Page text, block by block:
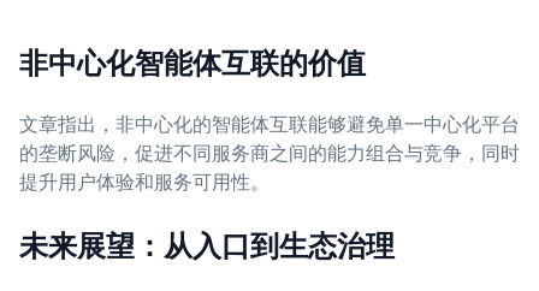
非中心化智能体互联的价值
文章指出，非中心化的智能体互联能够避免单一中心化平台
的垄断风险，促进不同服务商之间的能力组合与竞争，同时
提升用户体验和服务可用性。
未来展望：从入口到生态治理